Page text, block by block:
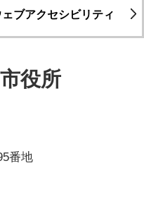
ェブアクセシビリティ
役所
番地